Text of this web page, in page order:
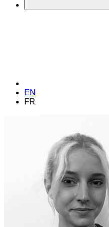
EN
FR